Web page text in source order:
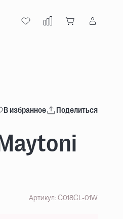
В избранное Поделиться
Артикул: C018CL-01W